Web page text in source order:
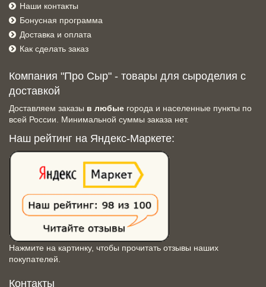
Наши контакты
Бонусная программа
Доставка и оплата
Как сделать заказ
Компания "Про Сыр" - товары для сыроделия с
доставкой
Доставляем заказы в любые города и населенные пункты по
всей России. Минимальной суммы заказа нет.
Наш рейтинг на Яндекс-Маркете:
Нажмите на картинку, чтобы прочитать отзывы наших
покупателей.
Контакты